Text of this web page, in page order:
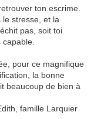
ton escrime.
stresse, et la
pas, soit toi
capable.
pour ce magnifique
la bonne
beaucoup de bien à
famille Larquier